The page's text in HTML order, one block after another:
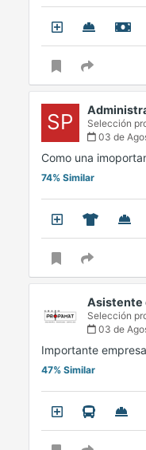
SP Selección
03 de
Como una
74% Similar
Asistente
Selección
03 de
Importante
47% Similar